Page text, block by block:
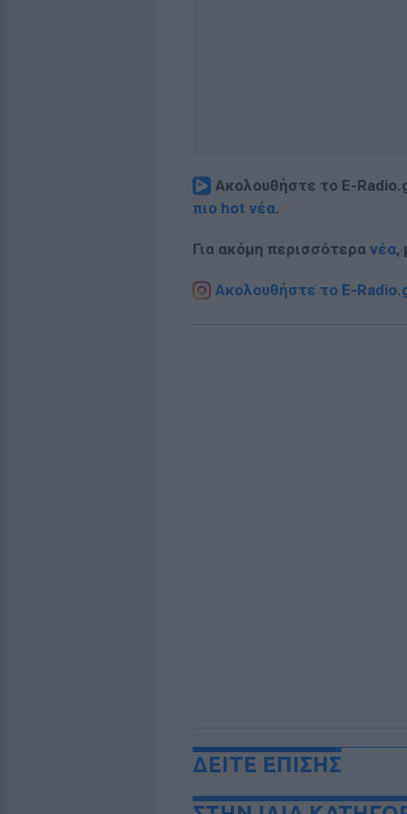
Ακολουθήστε το E-
πιο hot νέα.
Για ακόμη περισσότερα νέα,
Ακολουθήστε το E-
ΔΕΙΤΕ ΕΠΙΣΗΣ